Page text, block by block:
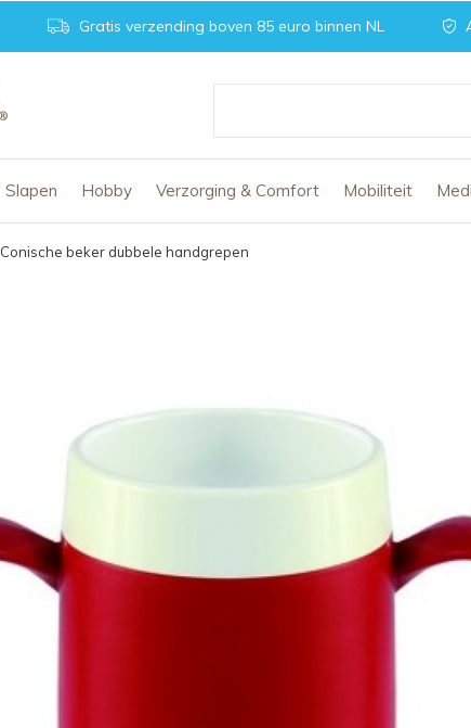
Slapen Hobby Verzorging & Comfort Mobiliteit
Gratis verzending boven 85 euro binnen NL
Conische beker dubbele handgrepen